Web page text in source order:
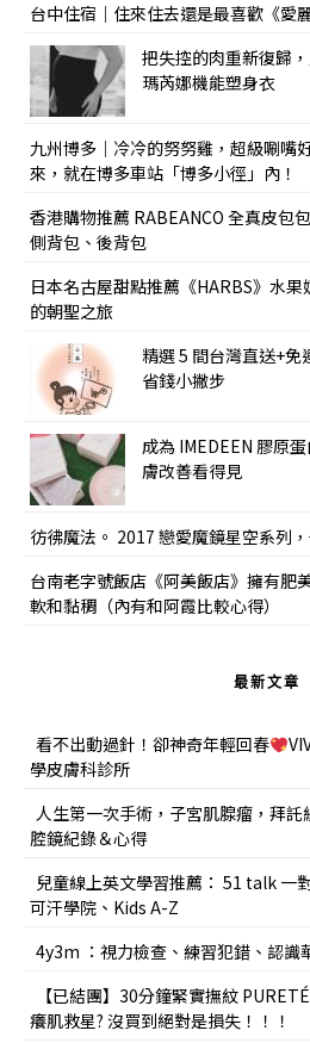
台中住宿｜住來住去還是最喜歡《愛
把失控的肉重新復歸
瑪芮娜機能塑身衣
九州博多｜冷冷的努努雞，超級唰嘴
來，就在博多車站「博多小徑」內！
香港購物推薦 RABEANCO 全真皮包
側背包、後背包
日本名古屋甜點推薦《HARBS》水
的朝聖之旅
精選 5 間台灣直送+免
省錢小撇步
成為 IMEDEEN 膠原
膚改善看得見
彷彿魔法。 2017 戀愛魔鏡星空系列
台南老字號飯店《阿美飯店》擁有肥
軟和黏稠（內有和阿霞比較心得）
最新文章
看不出動過針！卻神奇年輕回春
學皮膚科診所
人生第一次手術，子宮肌腺瘤，拜
腔鏡紀錄＆心得
兒童線上英文學習推薦： 51 talk 一
可汗學院、Kids A-Z
4y3m ：視力檢查、練習犯錯、認識
【已結團】30分鐘緊實撫紋
癢肌救星? 沒買到絕對是損失！！！